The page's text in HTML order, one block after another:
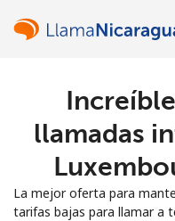
llamadas
La mejor oferta para
tarifas bajas para llamar a